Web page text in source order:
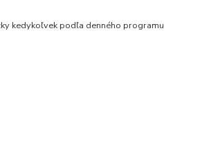
kedykoľvek podľa denného programu